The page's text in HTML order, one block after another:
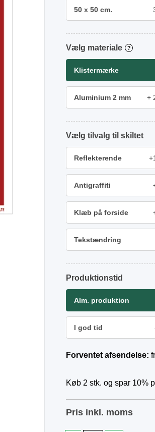
50 x 50 cm.
materiale ?
Klistermærke
Aluminium 2 mm
tilvalg
Reflekterende
Antigraffiti
Klæb på forside
Tekstændring
Produktionstid
Alm. produktion
I god tid
Forventet afsendelse:
Køb 2 stk. og spar 10%
Pris inkl. moms